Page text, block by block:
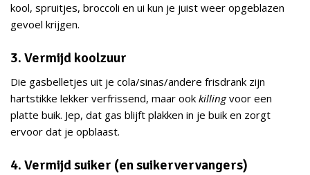
kool, spruitjes, broccoli en ui kun je juist weer opgeblazen
gevoel krijgen.
3. Vermijd koolzuur
Die gasbelletjes uit je cola/sinas/andere frisdrank zijn
hartstikke lekker verfrissend, maar ook killingvoor een
platte buik. Jep, dat gas blijft plakken in je buik en zorgt
ervoor dat je opblaast.
4. Vermijd suiker (en suikervervangers)